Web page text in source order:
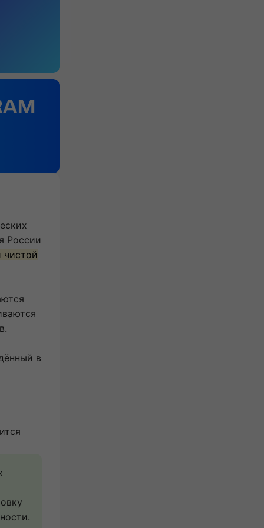
России
чистой
в